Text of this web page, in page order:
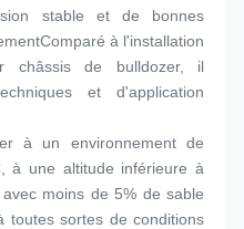
stable et de bonnes
à l'installation
châssis de bulldozer, il
et d'application
à un environnement de
à une altitude inférieure à
moins de 5% de sable
sortes de conditions